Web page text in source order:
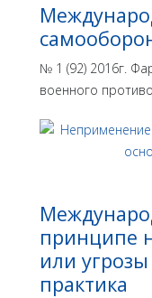
№ 1 (92) 2016г.
военного
принципе
или
практика